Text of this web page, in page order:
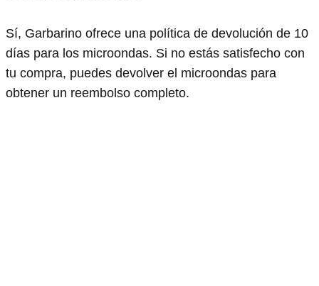
Sí, Garbarino ofrece una política de devolución de 10
días para los microondas. Si no estás satisfecho con
tu compra, puedes devolver el microondas para
obtener un reembolso completo.